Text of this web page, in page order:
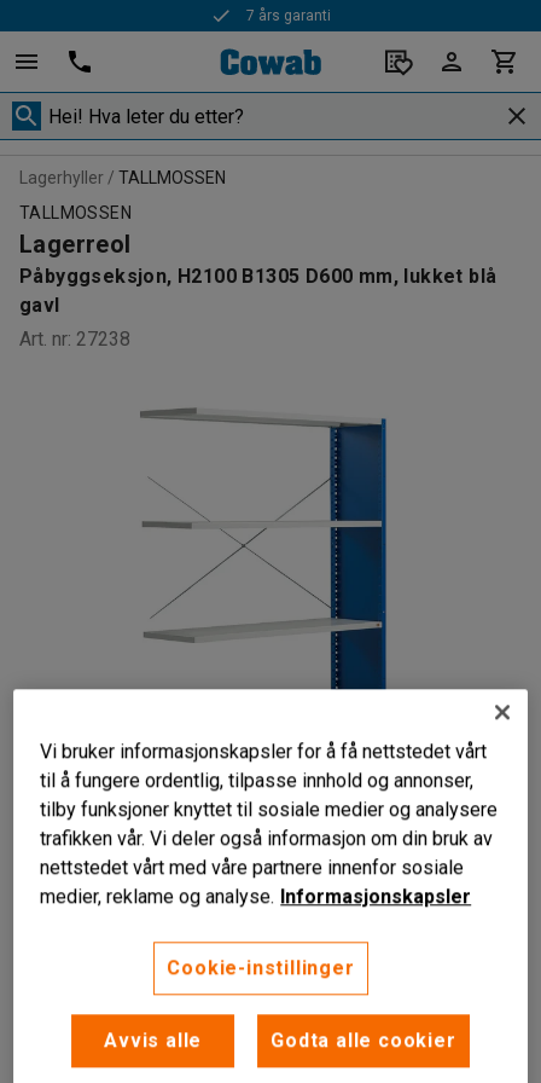
Rask levering
Lagerhyller
TALLMOSSEN
TALLMOSSEN
Lagerreol
Påbyggseksjon, H2100 B1305 D600 mm, lukket blå
gavl
Art. nr: 27238
Endeplate og ryggkryss
Vi bruker informasjonskapsler for å få nettstedet vårt
til å fungere ordentlig, tilpasse innhold og annonser,
tilby funksjoner knyttet til sosiale medier og analysere
trafikken vår. Vi deler også informasjon om din bruk av
nettstedet vårt med våre partnere innenfor sosiale
medier, reklame og analyse. Informasjonskapsler
Cookie-instillinger
Avvis alle Godta alle cookier